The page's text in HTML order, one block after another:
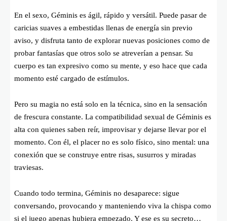
En el sexo, Géminis es ágil, rápido y versátil. Puede pasar de
caricias suaves a embestidas llenas de energía sin previo
aviso, y disfruta tanto de explorar nuevas posiciones como de
probar fantasías que otros solo se atreverían a pensar. Su
cuerpo es tan expresivo como su mente, y eso hace que cada
momento esté cargado de estímulos.
Pero su magia no está solo en la técnica, sino en la sensación
de frescura constante. La compatibilidad sexual de Géminis es
alta con quienes saben reír, improvisar y dejarse llevar por el
momento. Con él, el placer no es solo físico, sino mental: una
conexión que se construye entre risas, susurros y miradas
traviesas.
Cuando todo termina, Géminis no desaparece: sigue
conversando, provocando y manteniendo viva la chispa como
si el juego apenas hubiera empezado. Y ese es su secreto…